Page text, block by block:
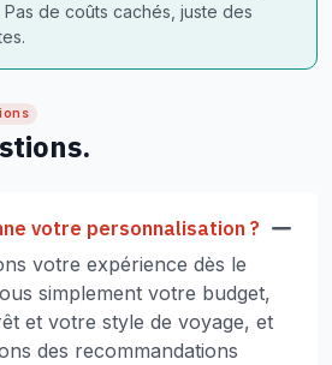
Pas de coûts cachés, juste des
votre personnalisation ?
votre expérience dès le
simplement votre budget,
et votre style de voyage, et
des recommandations